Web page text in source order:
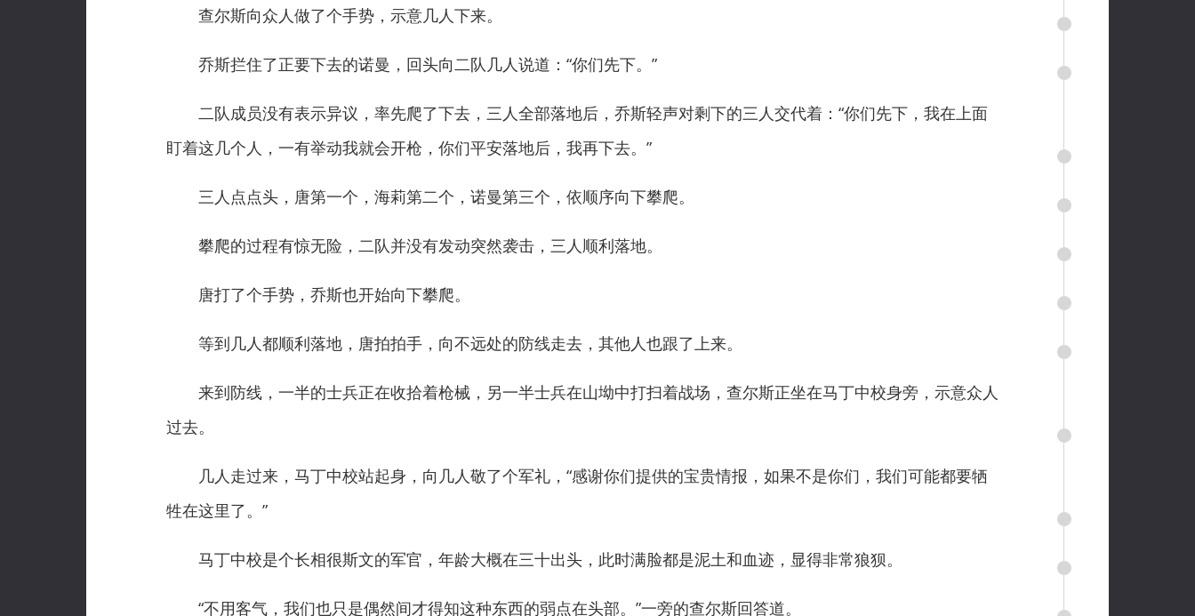
查尔斯向众人做了个手势，示意几人下来。
乔斯拦住了正要下去的诺曼，回头向二队几人说道：“你们先下。”
二队成员没有表示异议，率先爬了下去，三人全部落地后，乔斯轻声对剩下的三人交代着：“你们先下，我在上面
盯着这几个人，一有举动我就会开枪，你们平安落地后，我再下去。”
三人点点头，唐第一个，海莉第二个，诺曼第三个，依顺序向下攀爬。
攀爬的过程有惊无险，二队并没有发动突然袭击，三人顺利落地。
唐打了个手势，乔斯也开始向下攀爬。
等到几人都顺利落地，唐拍拍手，向不远处的防线走去，其他人也跟了上来。
来到防线，一半的士兵正在收拾着枪械，另一半士兵在山坳中打扫着战场，查尔斯正坐在马丁中校身旁，示意众人
过去。
几人走过来，马丁中校站起身，向几人敬了个军礼，“感谢你们提供的宝贵情报，如果不是你们，我们可能都要牺
牲在这里了。”
马丁中校是个长相很斯文的军官，年龄大概在三十出头，此时满脸都是泥土和血迹，显得非常狼狈。
“不用客气，我们也只是偶然间才得知这种东西的弱点在头部。”一旁的查尔斯回答道。